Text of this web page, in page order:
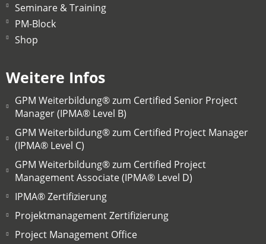
Seminare & Training
PM-Block
Shop
Weitere Infos
GPM Weiterbildung® zum Certified Senior Project
Manager (IPMA® Level B)
GPM Weiterbildung® zum Certified Project Manager
(IPMA® Level C)
GPM Weiterbildung® zum Certified Project
Management Associate (IPMA® Level D)
IPMA® Zertifizierung
Projektmanagement Zertifizierung
Project Management Office